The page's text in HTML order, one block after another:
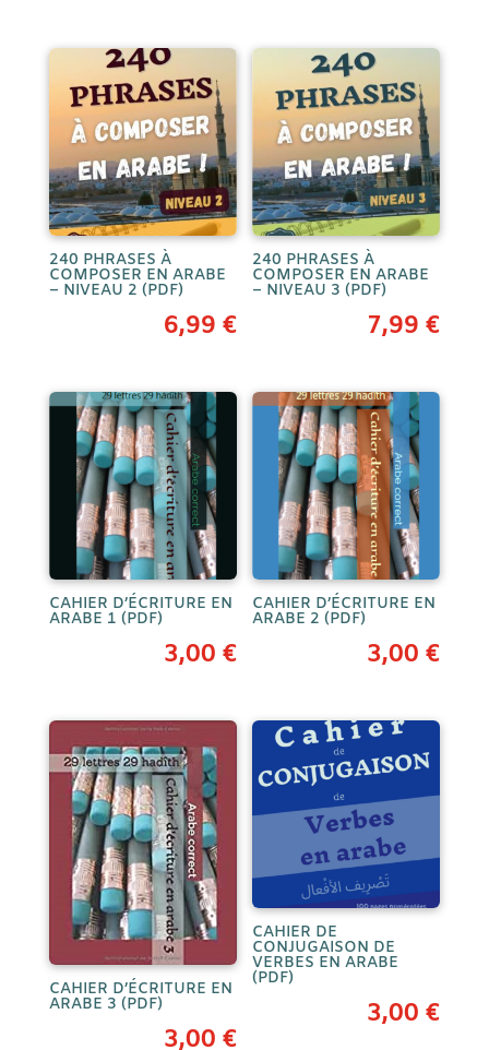
240 PHRASES À
COMPOSER EN ARABE
– NIVEAU 2 (PDF)
6,99 €
240 PHRASES À
COMPOSER EN ARABE
– NIVEAU 3 (PDF)
7,99€
CAHIER D’ÉCRITURE EN
ARABE 1 (PDF)
3,00 €
CAHIER D’ÉCRITURE EN
ARABE 2 (PDF)
3,00€
CAHIER D’ÉCRITURE EN
ARABE 3 (PDF)
3,00 €
CAHIER DE
CONJUGAISON DE
VERBES EN ARABE
(PDF)
3,00€